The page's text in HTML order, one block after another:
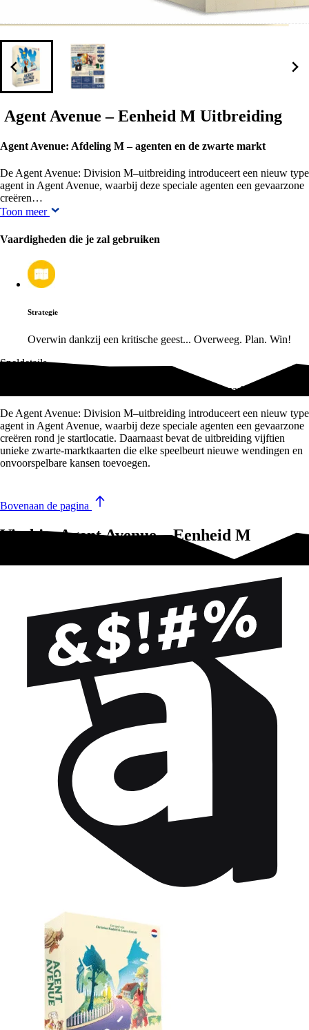
Agent Avenue – Eenheid M Uitbreiding
Agent Avenue: Afdeling M – agenten en de zwarte markt
De Agent Avenue: Division M–uitbreiding introduceert een nieuw type
agent in Agent Avenue, waarbij deze speciale agenten een gevaarzone
creëren…
Toon meer
Vaardigheden die je zal gebruiken
Strategie
Overwin dankzij een kritische geest... Overweeg. Plan. Win!
Speldetails
Agent Avenue: Afdeling M – agenten en de zwarte markt
De Agent Avenue: Division M–uitbreiding introduceert een nieuw type
agent in Agent Avenue, waarbij deze speciale agenten een gevaarzone
creëren rond je startlocatie. Daarnaast bevat de uitbreiding vijftien
unieke zwarte-marktkaarten die elke speelbeurt nieuwe wendingen en
onvoorspelbare kansen toevoegen.
Bovenaan de pagina
Vind je Agent Avenue – Eenheid M